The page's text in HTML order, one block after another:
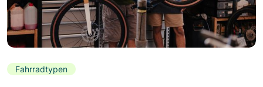
Fahrradtypen